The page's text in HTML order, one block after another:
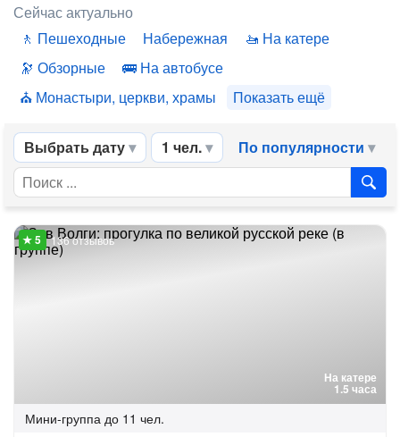
Сейчас актуально
Пешеходные
Набережная
На катере
Обзорные
На автобусе
Монастыри, церкви, храмы
Показать ещё
Выбрать дату 1 чел. По популярности
На катере
1.5 часа
136 отзывов
Мини-группа до 11 чел.